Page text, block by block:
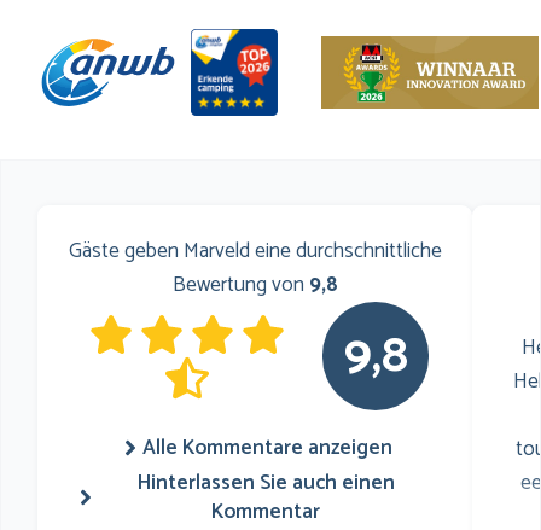
Gäste geben Marveld eine durchschnittliche
Bewertung von 9,8
9,8
Alle Kommentare anzeigen
Hinterlassen Sie auch einen
Kommentar